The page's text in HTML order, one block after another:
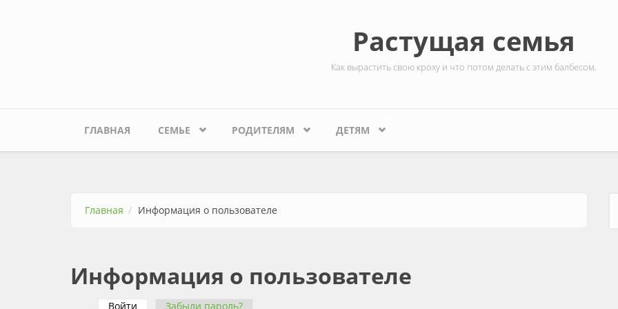
Растущая семья
Как вырастить свою кроху и что потом делать с этим балбесом.
ГЛАВНАЯ СЕМЬЕ РОДИТЕЛЯМ ДЕТЯМ
Главная Информация о пользователе
Информация о пользователе
Войти (активная вкладка)
Забыли пароль?